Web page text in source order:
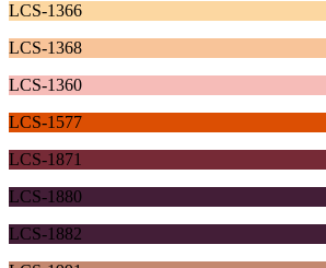
LCS-1366
LCS-1368
LCS-1360
LCS-1577
LCS-1871
LCS-1880
LCS-1882